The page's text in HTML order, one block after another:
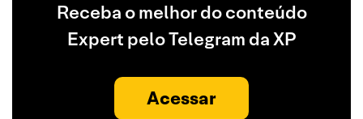
Receba o melhor do conteúdo
Expert pelo Telegram da XP
Acessar